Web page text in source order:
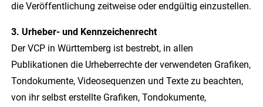
die Veröffentlichung zeitweise oder endgültig einzustellen.
3. Urheber- und Kennzeichenrecht
Der VCP in Württemberg ist bestrebt, in allen
Publikationen die Urheberrechte der verwendeten Grafiken,
Tondokumente, Videosequenzen und Texte zu beachten,
von ihr selbst erstellte Grafiken, Tondokumente,